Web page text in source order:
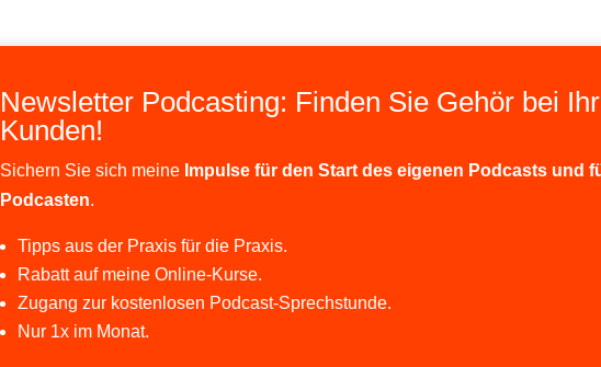
Newsletter Podcasting: Finden Sie Gehör bei
Kunden!
Sichern Sie sich meine Impulse für den Start des eigenen Podcasts und
Podcasten.
Tipps aus der Praxis für die Praxis.
Rabatt auf meine Online-Kurse.
Zugang zur kostenlosen Podcast-Sprechstunde.
Nur 1x im Monat.